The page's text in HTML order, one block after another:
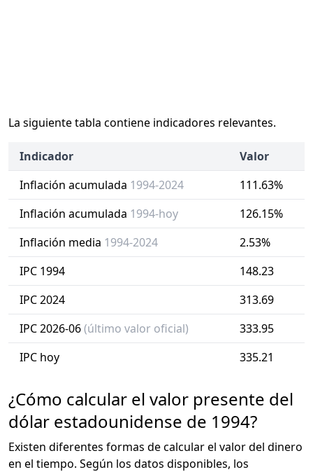
La siguiente tabla contiene indicadores relevantes.
Indicador
Valor
Inflación acumulada 1994-2024
111.63%
Inflación acumulada 1994-hoy
126.15%
Inflación media 1994-2024
2.53%
IPC 1994
148.23
IPC 2024
313.69
IPC 2026-06(último valor oficial)
333.95
IPC hoy
335.21
¿Cómo calcular el valor presente del
dólar estadounidense de 1994?
Existen diferentes formas de calcular el valor del dinero
en el tiempo. Según los datos disponibles, los